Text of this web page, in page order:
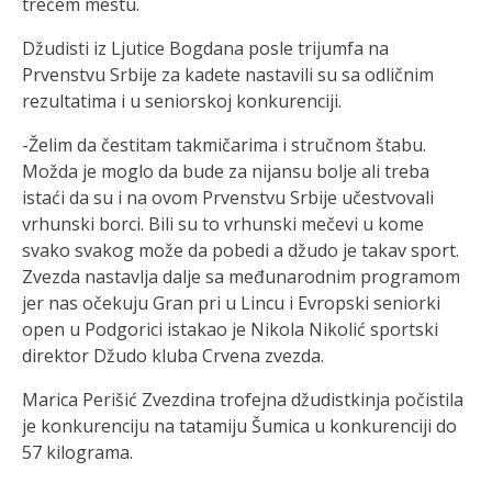
Džudisti iz Ljutice Bogdana posle trijumfa na
Prvenstvu Srbije za kadete nastavili su sa odličnim
rezultatima i u seniorskoj konkurenciji.
-Želim da čestitam takmičarima i stručnom štabu.
Možda je moglo da bude za nijansu bolje ali treba
istaći da su i na ovom Prvenstvu Srbije učestvovali
vrhunski borci. Bili su to vrhunski mečevi u kome
svako svakog može da pobedi a džudo je takav sport.
Zvezda nastavlja dalje sa međunarodnim programom
jer nas očekuju Gran pri u Lincu i Evropski seniorki
open u Podgorici istakao je Nikola Nikolić sportski
direktor Džudo kluba Crvena zvezda.
Marica Perišić Zvezdina trofejna džudistkinja počistila
je konkurenciju na tatamiju Šumica u konkurenciji do
57 kilograma.